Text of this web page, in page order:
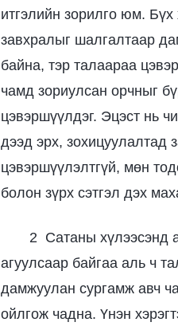
итгэлийн зорилго юм. Бүх
завхралыг шалгалтаар
байна, тэр талаараа
чамд зориулсан орчныг
цэвэршүүлдэг. Эцэст нь
дээд эрх, зохицуулалтад
цэвэршүүлэлтгүй, мөн
болон зүрх сэтгэл дэх
2 Сатаны хүлээсэнд
агуулсаар байгаа аль ч
дамжуулан сургамж авч
ойлгож чадна. Үнэн